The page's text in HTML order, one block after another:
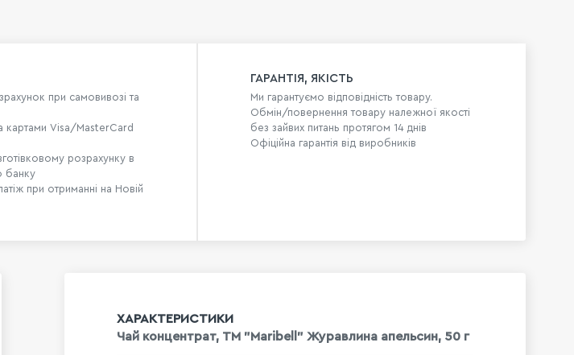
при самовивозі та
картами Visa/MasterCard
розрахунку в
банку
при отриманні на Новій
ГАРАНТІЯ, ЯКІСТЬ
Ми гарантуємо відповідність товару.
Обмін/повернення товару належної якості
без зайвих питань протягом 14 днів
Офіційна гарантія від виробників
ХАРАКТЕРИСТИКИ
Чай концентрат, ТМ "Maribell" Журавлина апельсин, 50 г